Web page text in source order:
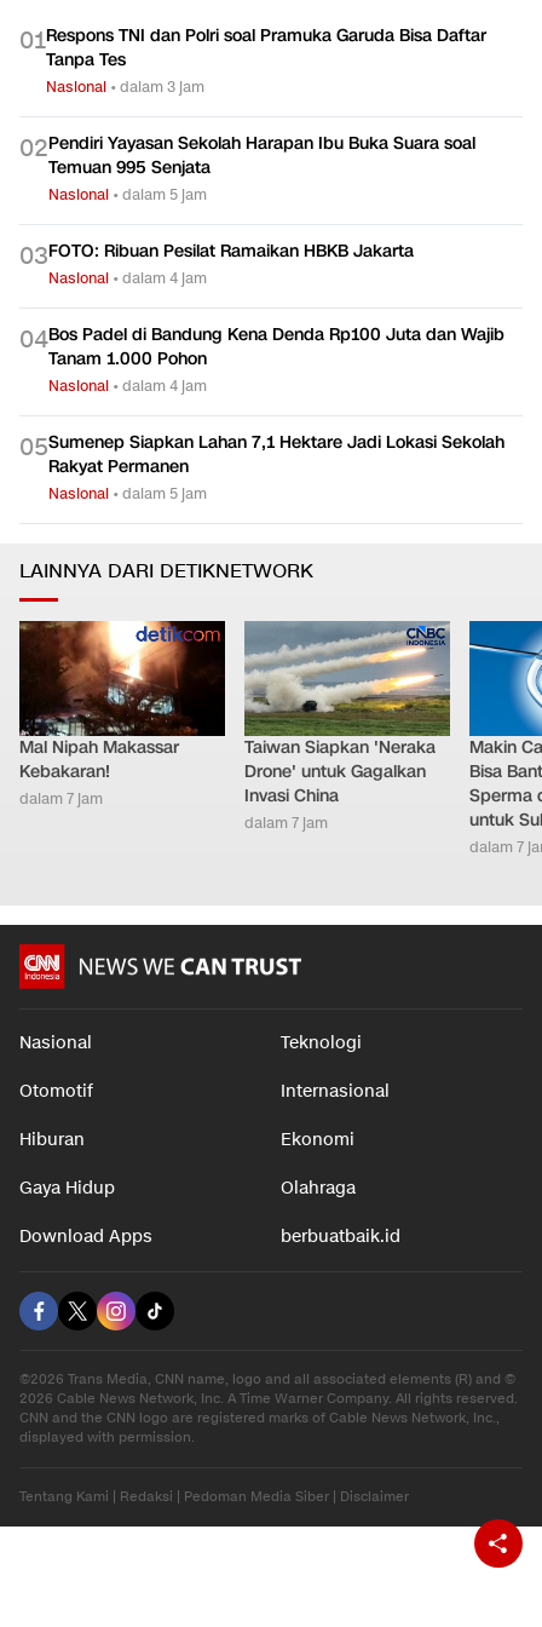
01Respons TNI dan Polri soal Pramuka Garuda Bisa Daftar
Tanpa Tes
Nasional •dalam 3 jam
02Pendiri Yayasan Sekolah Harapan Ibu Buka Suara soal
Temuan 995 Senjata
Nasional •dalam 5 jam
03FOTO: Ribuan Pesilat Ramaikan HBKB Jakarta
Nasional •dalam 4 jam
04Bos Padel di Bandung Kena Denda Rp100 Juta dan Wajib
Tanam 1.000 Pohon
Nasional •dalam 4 jam
05Sumenep Siapkan Lahan 7,1 Hektare Jadi Lokasi Sekolah
Rakyat Permanen
Nasional •dalam 5 jam
LAINNYA DARI DETIKNETWORK
Mal Nipah Makassar
Kebakaran!
dalam 7 jam
Taiwan Siapkan 'Neraka
Drone' untuk Gagalkan
Invasi China
dalam 7 jam
Makin
Bisa
Sperma
untuk
dalam 7
Nasional Teknologi
Otomotif Internasional
Hiburan Ekonomi
Gaya Hidup Olahraga
Download Apps berbuatbaik.id
©2026 Trans Media, CNN name, logo and all associated elements (R) and ©
2026 Cable News Network, Inc. A Time Warner Company. All rights reserved.
CNN and the CNN logo are registered marks of Cable News Network, Inc.,
displayed with permission.
Tentang Kami Redaksi Pedoman Media Siber Disclaimer